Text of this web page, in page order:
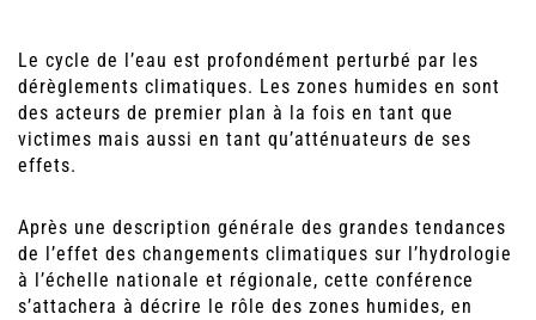
Le cycle de l’eau est profondément perturbé par les
dérèglements climatiques. Les zones humides en sont
des acteurs de premier plan à la fois en tant que
victimes mais aussi en tant qu’atténuateurs de ses
effets.
Après une description générale des grandes tendances
de l’effet des changements climatiques sur l’hydrologie
à l’échelle nationale et régionale, cette conférence
s’attachera à décrire le rôle des zones humides, en